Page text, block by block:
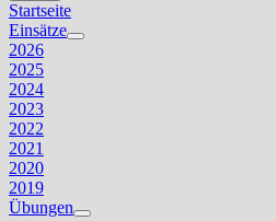
Startseite
Einsätze
Untermenü
2026
2025
2024
2023
2022
2021
2020
2019
Übungen